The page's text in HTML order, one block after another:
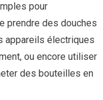
pour
prendre des douches
appareils électriques
ou encore utiliser
des bouteilles en